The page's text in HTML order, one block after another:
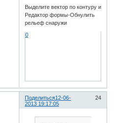
Выделите вектор по контуру и
Редактор формы-Обнулить
рельеф снаружи
0
Поделиться 24
12-06-
2013 19:17:05